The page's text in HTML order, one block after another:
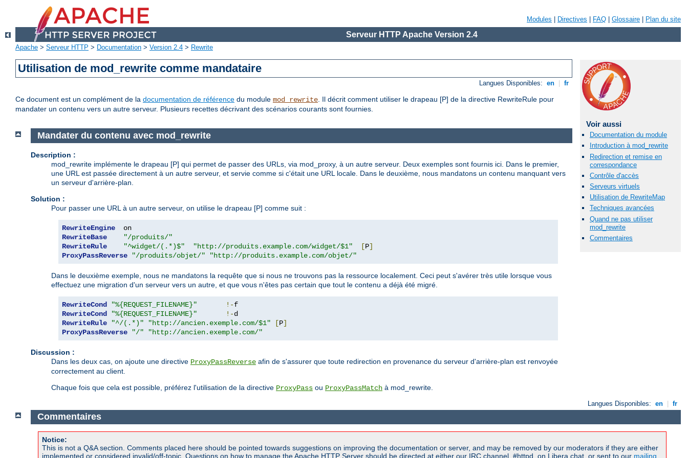
Modules Directives FAQ Glossaire Plan du site
Serveur HTTP Apache Version 2.4
Apache > Serveur HTTP > Documentation > Version 2.4 > Rewrite
Utilisation de mod_rewrite comme mandataire
Langues Disponibles: en fr
Ce document est un complément de la documentation de référence du module mod_rewrite. Il décrit comment utiliser le drapeau [P] de la directive RewriteRule pour
mandater un contenu vers un autre serveur. Plusieurs recettes décrivant des scénarios courants sont fournies.
Voir aussi
Documentation du module
Introduction à mod_rewrite
Redirection et remise en
correspondance
Contrôle d'accès
Serveurs virtuels
Utilisation de RewriteMap
Techniques avancées
Quand ne pas utiliser
mod_rewrite
Commentaires
Mandater du contenu avec mod_rewrite
Description :
mod_rewrite implémente le drapeau [P] qui permet de passer des URLs, via mod_proxy, à un autre serveur. Deux exemples sont fournis ici. Dans le premier,
une URL est passée directement à un autre serveur, et servie comme si c'était une URL locale. Dans le deuxième, nous mandatons un contenu manquant vers
un serveur d'arrière-plan.
Solution :
Pour passer une URL à un autre serveur, on utilise le drapeau [P] comme suit :
RewriteEngine
RewriteBase
"/produits/"
RewriteRule
"^widget/(.*)$" "http://produits.example.com/widget/$1" [P]
ProxyPassReverse
"/produits/objet/" "http://produits.example.com/objet/"
Dans le deuxième exemple, nous ne mandatons la requête que si nous ne trouvons pas la ressource localement. Ceci peut s'avérer très utile lorsque vous
effectuez une migration d'un serveur vers un autre, et que vous n'êtes pas certain que tout le contenu a déjà été migré.
RewriteCond "%{REQUEST_FILENAME}" !-
RewriteCond
"%{REQUEST_FILENAME}" !-
RewriteRule
"^/(.*)" "http://ancien.exemple.com/$1" [P]
ProxyPassReverse
"/" "http://ancien.exemple.com/"
Discussion :
Dans les deux cas, on ajoute une directive ProxyPassReverse afin de s'assurer que toute redirection en provenance du serveur d'arrière-plan est renvoyée
correctement au client.
Chaque fois que cela est possible, préférez l'utilisation de la directive ProxyPass ou ProxyPassMatch à mod_rewrite.
Langues Disponibles: en | fr
Commentaires
Notice:
This is not a Q&A section. Comments placed here should be pointed towards suggestions on improving the documentation or server, and may be removed by our moderators if they are either
implemented or considered invalid/off-topic. Questions on how to manage the Apache HTTP Server should be directed at either our IRC channel, #httpd, on Libera.chat, or sent to our mailing